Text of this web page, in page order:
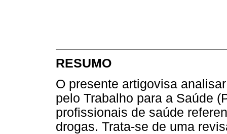
RESUMO
O presente artigovisa
pelo Trabalho para a Saúde
profissionais de saúde
drogas. Trata-se de uma